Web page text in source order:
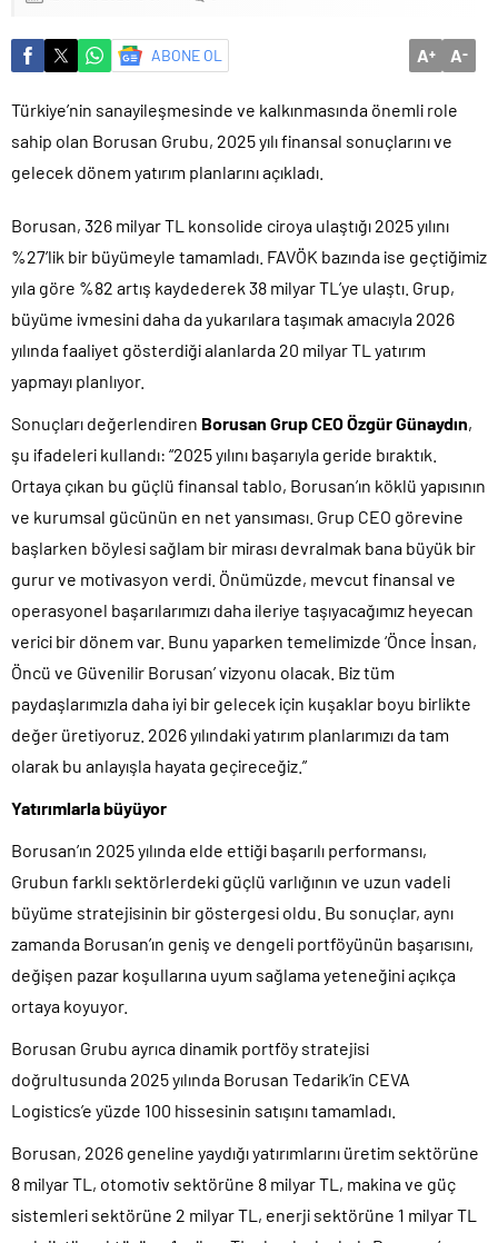
ABONE OL A+ A-
Türkiye’nin sanayileşmesinde ve kalkınmasında önemli role
sahip olan Borusan Grubu, 2025 yılı finansal sonuçlarını ve
gelecek dönem yatırım planlarını açıkladı.
Borusan, 326 milyar TL konsolide ciroya ulaştığı 2025 yılını
%27’lik bir büyümeyle tamamladı. FAVÖK bazında ise geçtiğimiz
yıla göre %82 artış kaydederek 38 milyar TL’ye ulaştı. Grup,
büyüme ivmesini daha da yukarılara taşımak amacıyla 2026
yılında faaliyet gösterdiği alanlarda 20 milyar TL yatırım
yapmayı planlıyor.
Sonuçları değerlendiren Borusan Grup CEO Özgür Günaydın,
şu ifadeleri kullandı: “2025 yılını başarıyla geride bıraktık.
Ortaya çıkan bu güçlü finansal tablo, Borusan’ın köklü yapısının
ve kurumsal gücünün en net yansıması. Grup CEO görevine
başlarken böylesi sağlam bir mirası devralmak bana büyük bir
gurur ve motivasyon verdi. Önümüzde, mevcut finansal ve
operasyonel başarılarımızı daha ileriye taşıyacağımız heyecan
verici bir dönem var. Bunu yaparken temelimizde ‘Önce İnsan,
Öncü ve Güvenilir Borusan’ vizyonu olacak. Biz tüm
paydaşlarımızla daha iyi bir gelecek için kuşaklar boyu birlikte
değer üretiyoruz. 2026 yılındaki yatırım planlarımızı da tam
olarak bu anlayışla hayata geçireceğiz.”
Yatırımlarla büyüyor
Borusan’ın 2025 yılında elde ettiği başarılı performansı,
Grubun farklı sektörlerdeki güçlü varlığının ve uzun vadeli
büyüme stratejisinin bir göstergesi oldu. Bu sonuçlar, aynı
zamanda Borusan’ın geniş ve dengeli portföyünün başarısını,
değişen pazar koşullarına uyum sağlama yeteneğini açıkça
ortaya koyuyor.
Borusan Grubu ayrıca dinamik portföy stratejisi
doğrultusunda 2025 yılında Borusan Tedarik’in CEVA
Logistics’e yüzde 100 hissesinin satışını tamamladı.
Borusan, 2026 geneline yaydığı yatırımlarını üretim sektörüne
8 milyar TL, otomotiv sektörüne 8 milyar TL, makina ve güç
sistemleri sektörüne 2 milyar TL, enerji sektörüne 1 milyar TL